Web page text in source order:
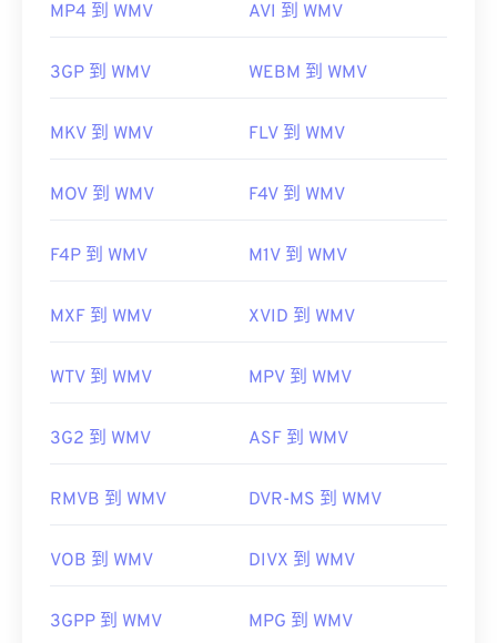
MP4 到 WMV AVI 到 WMV
3GP 到 WMV WEBM 到 WMV
MKV 到 WMV FLV 到 WMV
MOV 到 WMV F4V 到 WMV
F4P 到 WMV M1V 到 WMV
MXF 到 WMV XVID 到 WMV
WTV 到 WMV MPV 到 WMV
3G2 到 WMV ASF 到 WMV
RMVB 到 WMV DVR-MS 到 WMV
VOB 到 WMV DIVX 到 WMV
3GPP 到 WMV MPG 到 WMV